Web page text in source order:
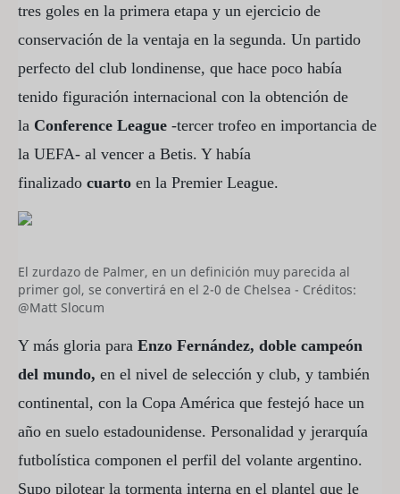
tres goles en la primera etapa y un ejercicio de
conservación de la ventaja en la segunda. Un partido
perfecto del club londinense, que hace poco había
tenido figuración internacional con la obtención de
la Conference League -tercer trofeo en importancia de
la UEFA- al vencer a Betis. Y había
finalizado cuarto en la Premier League.
El zurdazo de Palmer, en un definición muy parecida al
primer gol, se convertirá en el 2-0 de Chelsea - Créditos:
@Matt Slocum
Y más gloria para Enzo Fernández, doble campeón
del mundo, en el nivel de selección y club, y también
continental, con la Copa América que festejó hace un
año en suelo estadounidense. Personalidad y jerarquía
futbolística componen el perfil del volante argentino.
Supo pilotear la tormenta interna en el plantel que le